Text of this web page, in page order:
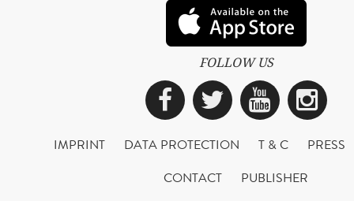
FOLLOW US
Facebook
Twitter
IMPRINT DATA PROTECTION T & C
PRESS
CONTACT
PUBLISHER